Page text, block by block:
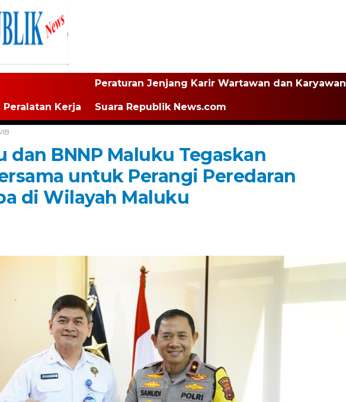
Peralatan Kerja
Peraturan Jenjang Karir Wartawan dan Karyawan
Suara Republik News.com
dan BNNP Maluku Tegaskan
untuk Perangi Peredaran
di Wilayah Maluku